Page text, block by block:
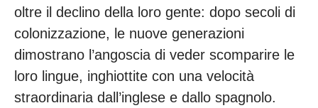
oltre il declino della loro gente: dopo secoli di
colonizzazione, le nuove generazioni
dimostrano l’angoscia di veder scomparire le
loro lingue, inghiottite con una velocità
straordinaria dall’inglese e dallo spagnolo.